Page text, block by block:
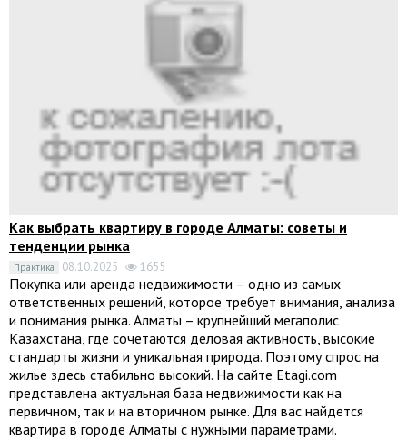
Как выбрать квартиру в городе Алматы: советы и
тенденции рынка
Практика 08.10.2025 1655
Покупка или аренда недвижимости – одно из самых
ответственных решений, которое требует внимания, анализа
и понимания рынка. Алматы – крупнейший мегаполис
Казахстана, где сочетаются деловая активность, высокие
стандарты жизни и уникальная природа. Поэтому спрос на
жилье здесь стабильно высокий. На сайте Etagi.com
представлена актуальная база недвижимости как на
первичном, так и на вторичном рынке. Для вас найдется
квартира в городе Алматы с нужными параметрами.